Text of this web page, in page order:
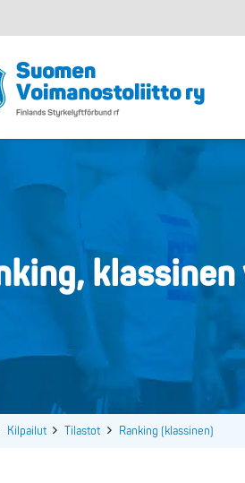
Kilpailut Tilastot Ranking (klassinen)